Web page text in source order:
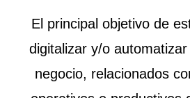
El principal objetivo de
digitalizar y/o
negocio, relacionados